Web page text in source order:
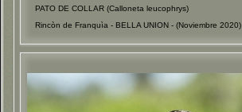
PATO DE COLLAR (Calloneta leucophrys)
Rincòn de Franquìa - BELLA UNION - (Noviembre 2020)